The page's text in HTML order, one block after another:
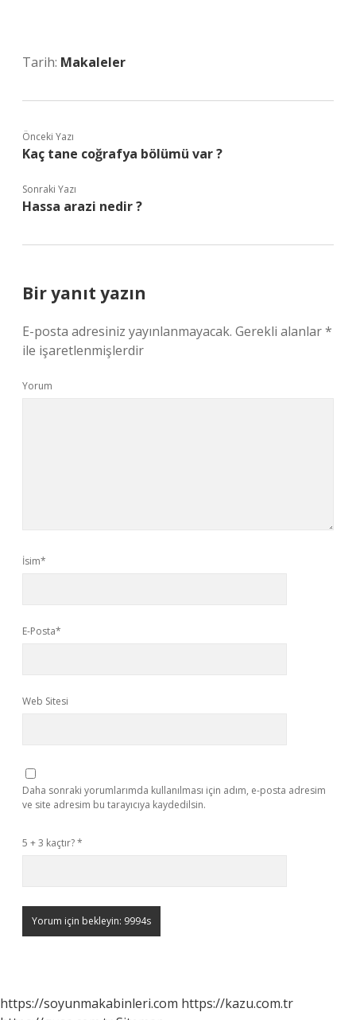
Tarih: Makaleler
Önceki Yazı
Kaç tane coğrafya bölümü var ?
Sonraki Yazı
Hassa arazi nedir ?
Bir yanıt yazın
E-posta adresiniz yayınlanmayacak. Gerekli alanlar*
ile işaretlenmişlerdir
Yorum
İsim*
E-Posta*
Web Sitesi
Daha sonraki yorumlarımda kullanılması için adım, e-posta adresim
ve site adresim bu tarayıcıya kaydedilsin.
5 + 3 kaçtır?*
https://soyunmakabinleri.com https://kazu.com.tr